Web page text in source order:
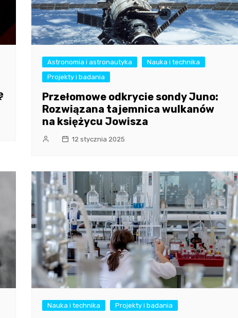
Astronomia i astronautyka
Nauka i technika
Projekty i badania
Przełomowe odkrycie sondy Juno:
Rozwiązana tajemnica wulkanów
na księżycu Jowisza
12 stycznia 2025
Nauka i technika Projekty i badania